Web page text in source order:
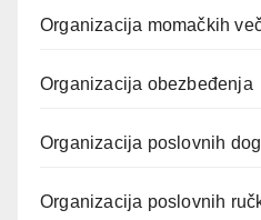
Organizacija momačkih
Organizacija obezbeđenja
Organizacija poslovnih
Organizacija poslovnih